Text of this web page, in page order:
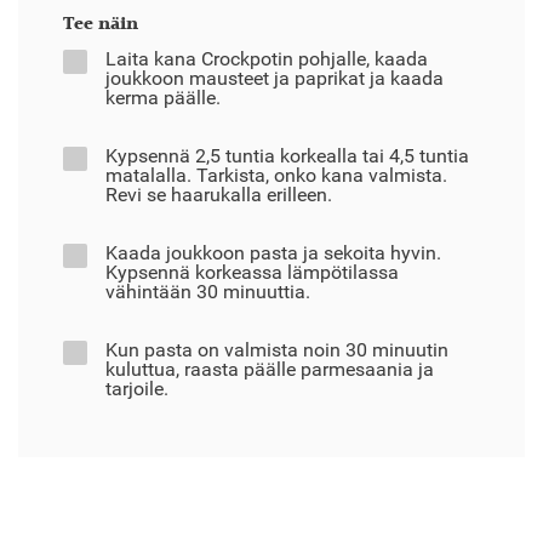
Tee näin
Laita kana Crockpotin pohjalle, kaada
joukkoon mausteet ja paprikat ja kaada
kerma päälle.
Kypsennä 2,5 tuntia korkealla tai 4,5 tuntia
matalalla. Tarkista, onko kana valmista.
Revi se haarukalla erilleen.
Kaada joukkoon pasta ja sekoita hyvin.
Kypsennä korkeassa lämpötilassa
vähintään 30 minuuttia.
Kun pasta on valmista noin 30 minuutin
kuluttua, raasta päälle parmesaania ja
tarjoile.